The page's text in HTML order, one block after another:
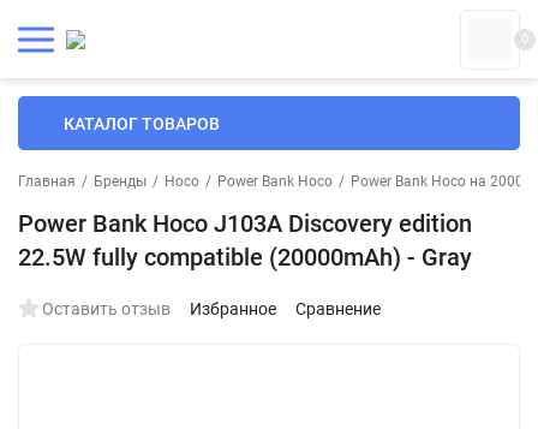
0
КАТАЛОГ ТОВАРОВ
Главная / Бренды / Hoco / Power Bank Hoco / Power Bank Hoco на 20000
Power Bank Hoco J103A Discovery edition
22.5W fully compatible (20000mAh) - Gray
Оставить отзыв Избранное Сравнение